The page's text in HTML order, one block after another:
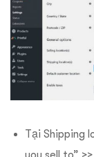
Tại Shipping